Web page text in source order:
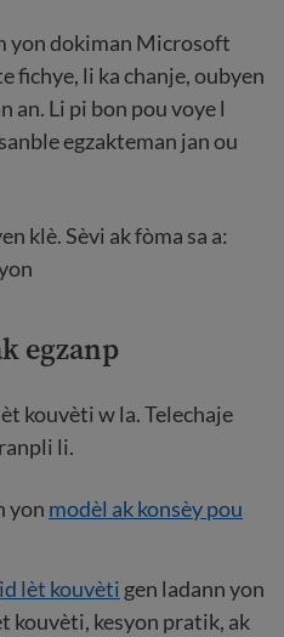
yon dokiman Microsoft
fichye, li ka chanje, oubyen
an. Li pi bon pou voye l
egzakteman jan ou
klè. Sèvi ak fòma sa a:
egzanp
kouvèti w la. Telechaje
li.
yon modèl ak konsèy pou
lèt kouvèti gen ladann yon
kouvèti, kesyon pratik, ak